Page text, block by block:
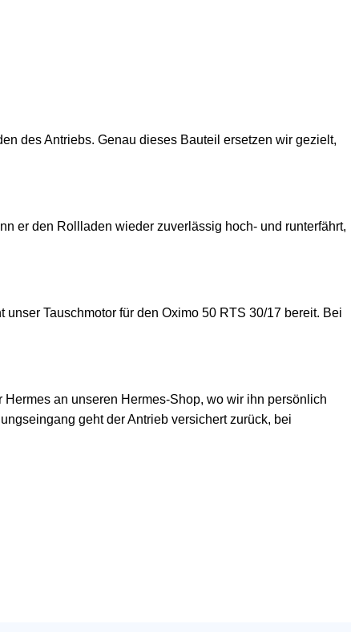
des Antriebs. Genau dieses Bauteil ersetzen wir gezielt,
er den Rollladen wieder zuverlässig hoch- und runterfährt,
Tauschmotor für den Oximo 50 RTS 30/17 bereit. Bei
an unseren Hermes-Shop, wo wir ihn persönlich
geht der Antrieb versichert zurück, bei